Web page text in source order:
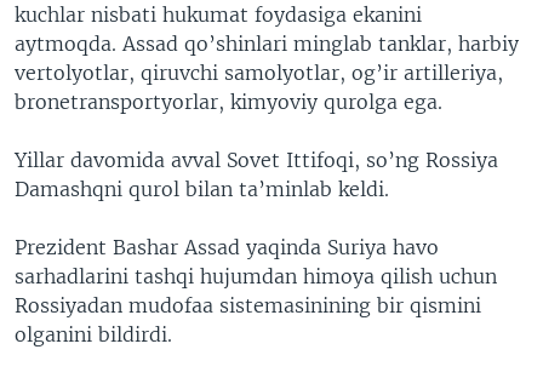
kuchlar nisbati hukumat foydasiga ekanini
aytmoqda. Assad qo’shinlari minglab tanklar, harbiy
vertolyotlar, qiruvchi samolyotlar, og’ir artilleriya,
bronetransportyorlar, kimyoviy qurolga ega.
Yillar davomida avval Sovet Ittifoqi, so’ng Rossiya
Damashqni qurol bilan ta’minlab keldi.
Prezident Bashar Assad yaqinda Suriya havo
sarhadlarini tashqi hujumdan himoya qilish uchun
Rossiyadan mudofaa sistemasinining bir qismini
olganini bildirdi.